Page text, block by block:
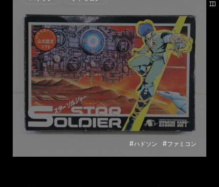
#ハドソン #ファミコン